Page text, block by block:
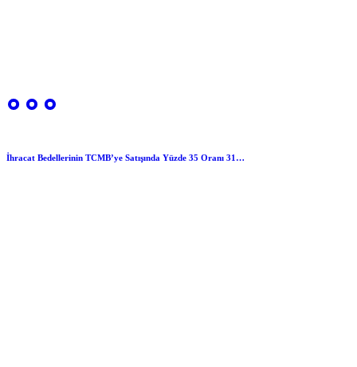
İhracat Bedellerinin TCMB’ye Satışında Yüzde 35 Oranı 31…